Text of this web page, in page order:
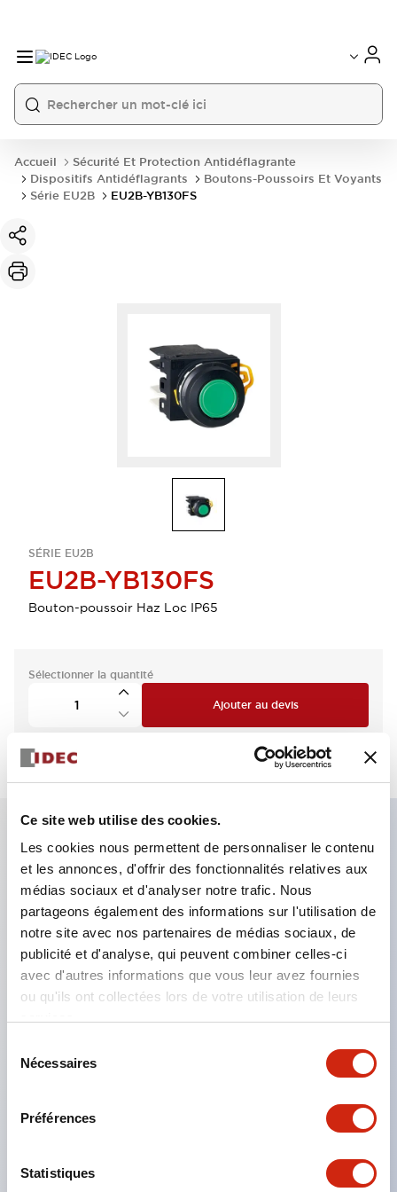
Ce site web utilise des cookies.
Les cookies nous permettent de personnaliser le contenu
et les annonces, d'offrir des fonctionnalités relatives aux
médias sociaux et d'analyser notre trafic. Nous
partageons également des informations sur l'utilisation de
notre site avec nos partenaires de médias sociaux, de
publicité et d'analyse, qui peuvent combiner celles-ci
avec d'autres informations que vous leur avez fournies
ou qu'ils ont collectées lors de votre utilisation de leurs
Nécessaires
Préférences
Statistiques
Accueil
Sécurité Et Protection Antidéflagrante
Dispositifs Antidéflagrants
Boutons-Poussoirs Et Voyants
Série EU2B
EU2B-YB130FS
SÉRIE EU2B
EU2B-YB130FS
Bouton-poussoir Haz Loc IP65
Sélectionner la quantité
Ajouter au devis
Caractéristiques clés
Applicable dans les atmosphères potentiellement
explosives
Classé Classe I, Zone 1
Homologations mondiales (UL, ATEX, CE)
Interrupteurs sélecteurs disponibles avec levier ou
Bornes à vis sécurisées contre les contacts